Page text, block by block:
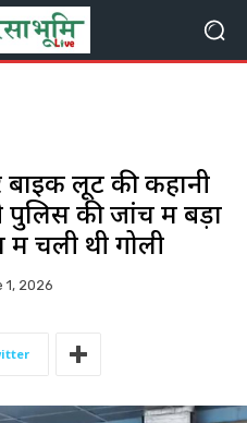
बाइक लूट की कहानी
पुलिस की जांच में बड़ा
चली थी गोली
1, 2026